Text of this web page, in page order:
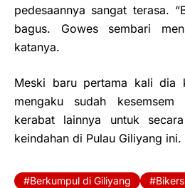
pedesaannya sangat terasa.
bagus. Gowes sembari
katanya.
Meski baru pertama kali dia
mengaku sudah
kerabat lainnya untuk
keindahan di Pulau Giliyang
Berkumpul di Giliyang